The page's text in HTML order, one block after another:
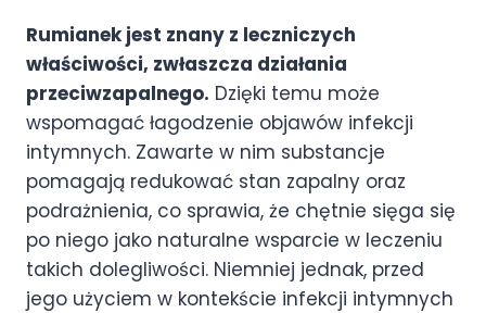
Rumianek jest znany z leczniczych
właściwości, zwłaszcza działania
przeciwzapalnego. Dzięki temu może
wspomagać łagodzenie objawów infekcji
intymnych. Zawarte w nim substancje
pomagają redukować stan zapalny oraz
podrażnienia, co sprawia, że chętnie sięga się
po niego jako naturalne wsparcie w leczeniu
takich dolegliwości. Niemniej jednak, przed
jego użyciem w kontekście infekcji intymnych